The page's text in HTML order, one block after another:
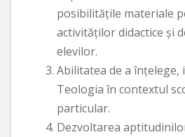
posibilităţile materiale
activităţilor didactice şi
elevilor.
Abilitatea de a înţelege,
Teologia în contextul
particular.
Dezvoltarea